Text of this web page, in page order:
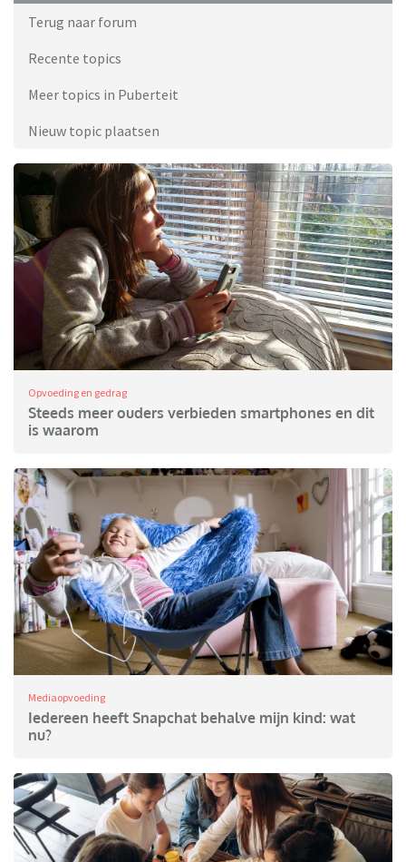
Terug naar forum
Recente topics
Meer topics in Puberteit
Nieuw topic plaatsen
Opvoeding en gedrag
Steeds meer ouders verbieden smartphones en dit
is waarom
Mediaopvoeding
Iedereen heeft Snapchat behalve mijn kind: wat
nu?